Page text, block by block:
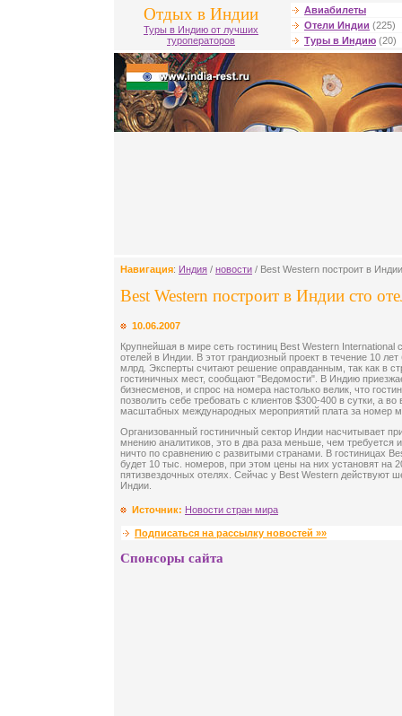
Отдых в Индии
Туры в Индию от лучших
туроператоров
Авиабилеты
Отели Индии (225)
Туры в Индию (20)
Навигация: Индия / новости / Best Western построит в
Best Western построит в Индии сто
10.06.2007
Крупнейшая в мире сеть гостиниц Best Western International
отелей в Индии. В этот грандиозный проект в течение 10
млрд. Эксперты считают решение оправданным, так как в
гостиничных мест, сообщают "Ведомости". В Индию
бизнесменов, и спрос на номера настолько велик, что
позволить себе требовать с клиентов $300-400 в сутки, а
масштабных международных мероприятий плата за номер
Организованный гостиничный сектор Индии насчитывает
мнению аналитиков, это в два раза меньше, чем требуется
ничто по сравнению с развитыми странами. В гостиницах
будет 10 тыс. номеров, при этом цены на них установят на
пятизвездочных отелях. Сейчас у Best Western действуют
Индии.
Источник: Новости стран мира
Подписаться на рассылку новостей »»
Спонсоры сайта